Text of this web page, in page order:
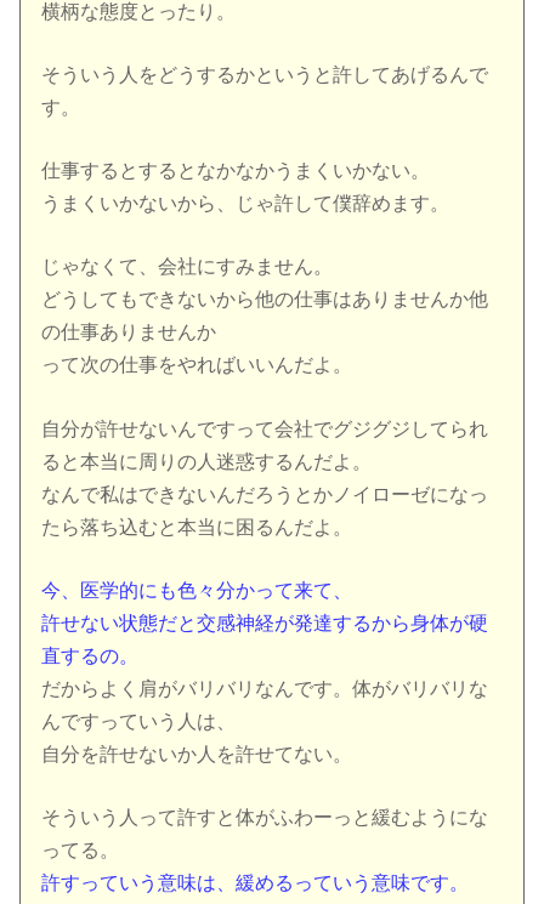
横柄な態度とったり。
そういう人をどうするかというと許してあげるんで
す。
仕事するとするとなかなかうまくいかない。
うまくいかないから、じゃ許して僕辞めます。
じゃなくて、会社にすみません。
どうしてもできないから他の仕事はありませんか他
の仕事ありませんか
って次の仕事をやればいいんだよ。
自分が許せないんですって会社でグジグジしてられ
ると本当に周りの人迷惑するんだよ。
なんで私はできないんだろうとかノイローゼになっ
たら落ち込むと本当に困るんだよ。
今、医学的にも色々分かって来て、
許せない状態だと交感神経が発達するから身体が硬
直するの。
だからよく肩がバリバリなんです。体がバリバリな
んですっていう人は、
自分を許せないか人を許せてない。
そういう人って許すと体がふわーっと緩むようにな
ってる。
許すっていう意味は、緩めるっていう意味です。